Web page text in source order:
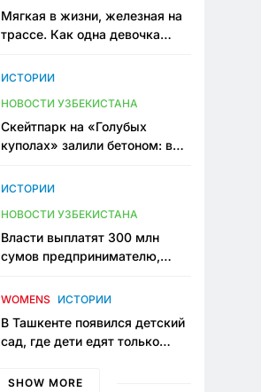
Мягкая в жизни, железная на
трассе. Как одна девочка
Узбекистане
ИСТОРИИ
НОВОСТИ УЗБЕКИСТАНА
Скейтпарк на «Голубых
куполах» залили бетоном: в
одно общественное
ИСТОРИИ
НОВОСТИ УЗБЕКИСТАНА
Власти выплатят 300 млн
сумов предпринимателю,
тюрьме по незаконному
WOMENS ИСТОРИИ
В Ташкенте появился детский
сад, где дети едят только
мама, которая устала просить
SHOW MORE